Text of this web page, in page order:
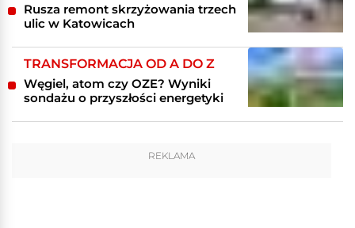
Rusza remont skrzyżowania trzech
ulic w Katowicach
TRANSFORMACJA OD A DO Z
Węgiel, atom czy OZE? Wyniki
sondażu o przyszłości energetyki
REKLAMA